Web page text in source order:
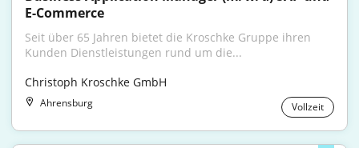
E-Commerce
Seit über 65 Jahren bietet die Kroschke Gruppe ihren
Kunden Dienst­leistungen rund um die...
Christoph Kroschke GmbH
Ahrensburg Vollzeit